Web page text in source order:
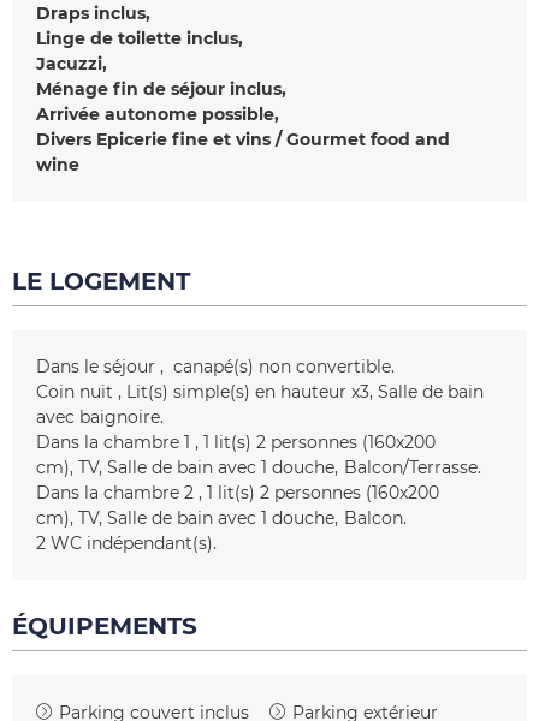
Draps inclus
Linge de toilette inclus
Jacuzzi
Ménage fin de séjour inclus
Arrivée autonome possible
Divers Epicerie fine et vins / Gourmet food and
wine
LE LOGEMENT
Dans le séjour
canapé(s) non convertible
Coin nuit
Lit(s) simple(s) en hauteur x3 Salle de bain
avec baignoire
Dans la chambre 1
1 lit(s) 2 personnes (160x200
cm) TV Salle de bain avec 1 douche Balcon/Terrasse
Dans la chambre 2
1 lit(s) 2 personnes (160x200
cm) TV Salle de bain avec 1 douche Balcon
2 WC indépendant(s)
ÉQUIPEMENTS
Parking couvert inclus
Parking extérieur